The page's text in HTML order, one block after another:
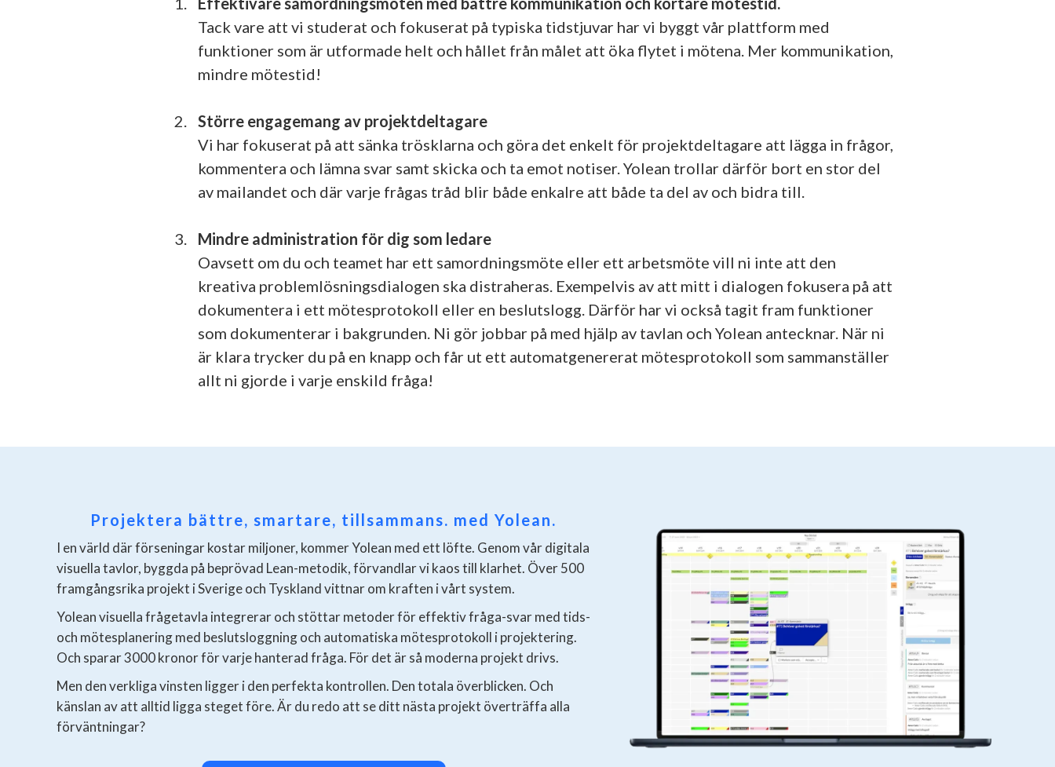
Tack vare att vi studerat och fokuserat på typiska tidstjuvar har vi byggt vår plattform med
funktioner som är utformade helt och hållet från målet att öka flytet i mötena. Mer kommunikation,
mindre mötestid!
Större engagemang av projektdeltagare
Vi har fokuserat på att sänka trösklarna och göra det enkelt för projektdeltagare att lägga in frågor,
kommentera och lämna svar samt skicka och ta emot notiser. Yolean trollar därför bort en stor del
av mailandet och där varje frågas tråd blir både enkalre att både ta del av och bidra till.
Mindre administration för dig som ledare
Oavsett om du och teamet har ett samordningsmöte eller ett arbetsmöte vill ni inte att den
kreativa problemlösningsdialogen ska distraheras. Exempelvis av att mitt i dialogen fokusera på att
dokumentera i ett mötesprotokoll eller en beslutslogg. Därför har vi också tagit fram funktioner
som dokumenterar i bakgrunden. Ni gör jobbar på med hjälp av tavlan och Yolean antecknar. När ni
är klara trycker du på en knapp och får ut ett automatgenererat mötesprotokoll som sammanställer
allt ni gjorde i varje enskild fråga!
Projektera bättre, smartare, tillsammans. med Yolean.
I en värld där förseningar kostar miljoner, kommer Yolean med ett löfte. Genom vår digitala
visuella tavlor, byggda på beprövad Lean-metodik, förvandlar vi kaos till klarhet. Över 500
framgångsrika projekt i Sverige och Tyskland vittnar om kraften i vårt system.
Yolean visuella frågetavla integrerar och stöttar metoder för effektiv fråga-svar med tids-
och mötesplanering med beslutsloggning och automatiska mötesprotokoll i projektering.
Och sparar 3000 kronor för varje hanterad fråga. För det är så moderna projekt drivs.
Men den verkliga vinsten ligger i den perfekta kontrollen. Den totala överblicken. Och
känslan av att alltid ligga steget före. Är du redo att se ditt nästa projekt överträffa alla
förväntningar?